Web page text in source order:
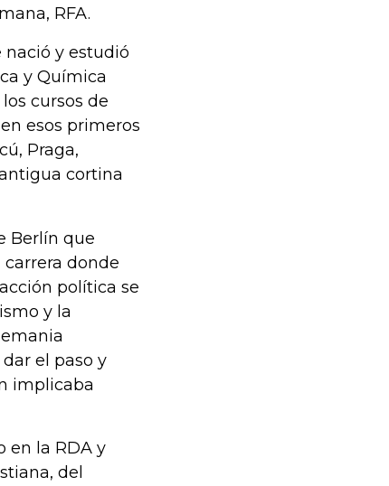
RFA.
y estudió
y Química
cursos de
esos primeros
Praga,
cortina
Berlín que
donde
política se
y la
el paso y
implicaba
en la RDA y
del